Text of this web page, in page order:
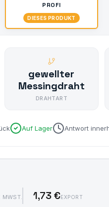
PROFI
DIESES PRODUKT
gewellter
Messingdraht
DRAHTART
Auf Lager Antwort
MWST. 1,73 €EXPORT